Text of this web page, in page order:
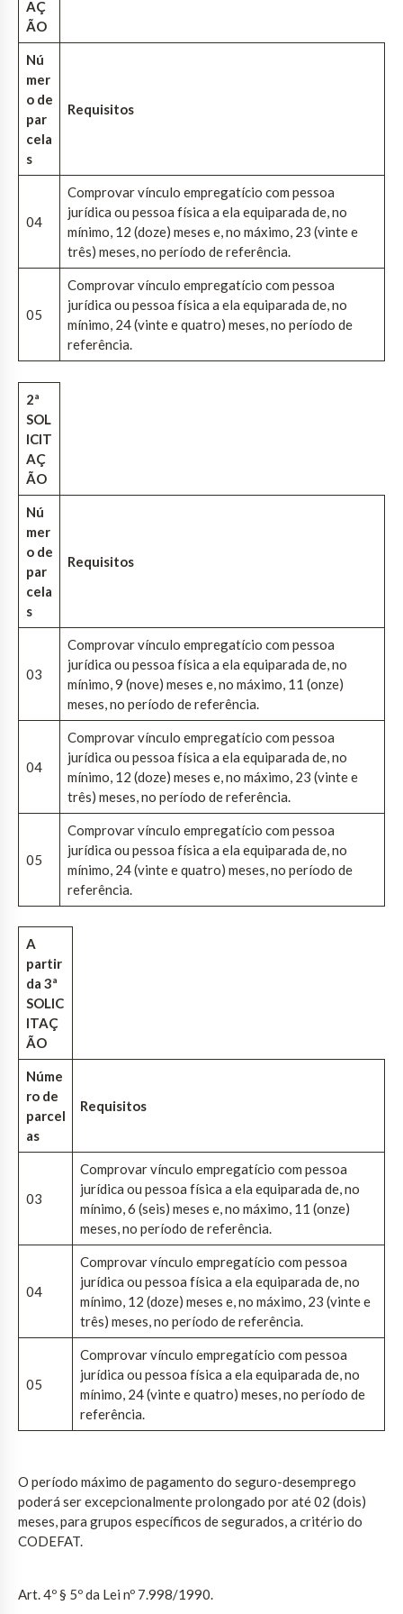
AÇ
ÃO
Nú
mer
o de
par
cela
s
Requisitos
04
Comprovar vínculo empregatício com pessoa
jurídica ou pessoa física a ela equiparada de, no
mínimo, 12 (doze) meses e, no máximo, 23 (vinte e
três) meses, no período de referência.
05
Comprovar vínculo empregatício com pessoa
jurídica ou pessoa física a ela equiparada de, no
mínimo, 24 (vinte e quatro) meses, no período de
referência.
2ª
SOL
ICIT
AÇ
ÃO
Nú
mer
o de
par
cela
s
Requisitos
03
Comprovar vínculo empregatício com pessoa
jurídica ou pessoa física a ela equiparada de, no
mínimo, 9 (nove) meses e, no máximo, 11 (onze)
meses, no período de referência.
04
Comprovar vínculo empregatício com pessoa
jurídica ou pessoa física a ela equiparada de, no
mínimo, 12 (doze) meses e, no máximo, 23 (vinte e
três) meses, no período de referência.
05
Comprovar vínculo empregatício com pessoa
jurídica ou pessoa física a ela equiparada de, no
mínimo, 24 (vinte e quatro) meses, no período de
referência.
A
partir
da 3ª
SOLIC
ITAÇ
ÃO
Núme
ro de
parcel
as
Requisitos
03
Comprovar vínculo empregatício com pessoa
jurídica ou pessoa física a ela equiparada de, no
mínimo, 6 (seis) meses e, no máximo, 11 (onze)
meses, no período de referência.
04
Comprovar vínculo empregatício com pessoa
jurídica ou pessoa física a ela equiparada de, no
mínimo, 12 (doze) meses e, no máximo, 23 (vinte e
três) meses, no período de referência.
05
Comprovar vínculo empregatício com pessoa
jurídica ou pessoa física a ela equiparada de, no
mínimo, 24 (vinte e quatro) meses, no período de
referência.
O período máximo de pagamento do seguro-desemprego
poderá ser excepcionalmente prolongado por até 02 (dois)
meses, para grupos específicos de segurados, a critério do
CODEFAT.
Art. 4º § 5º da Lei nº 7.998/1990.